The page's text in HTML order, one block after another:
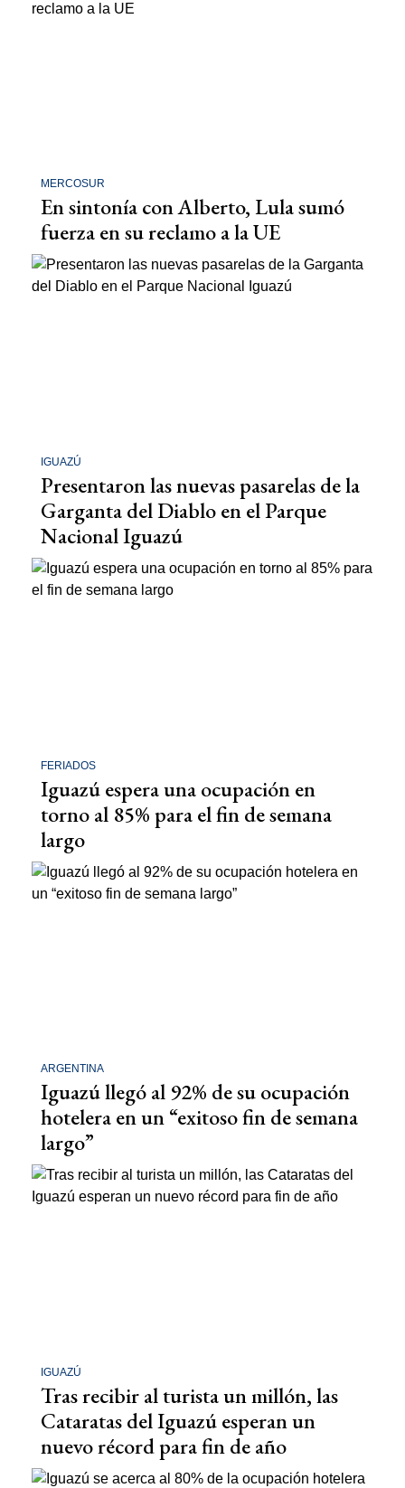
MERCOSUR
En sintonía con Alberto, Lula sumó
fuerza en su reclamo a la UE
IGUAZÚ
Presentaron las nuevas pasarelas de la
Garganta del Diablo en el Parque
Nacional Iguazú
FERIADOS
Iguazú espera una ocupación en
torno al 85% para el fin de semana
largo
ARGENTINA
Iguazú llegó al 92% de su ocupación
hotelera en un “exitoso fin de semana
largo”
IGUAZÚ
Tras recibir al turista un millón, las
Cataratas del Iguazú esperan un
nuevo récord para fin de año